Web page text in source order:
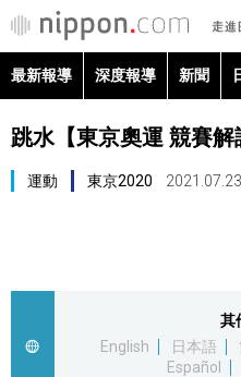
最新報導 深度報導 新聞
跳水【東京奧運 競賽解
運動 東京2020 2021.07.23
其
English
日本語
Español